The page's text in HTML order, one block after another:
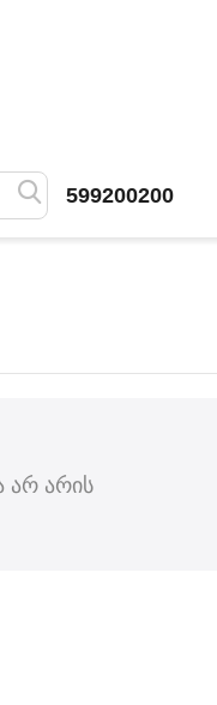
599200200
არ არის